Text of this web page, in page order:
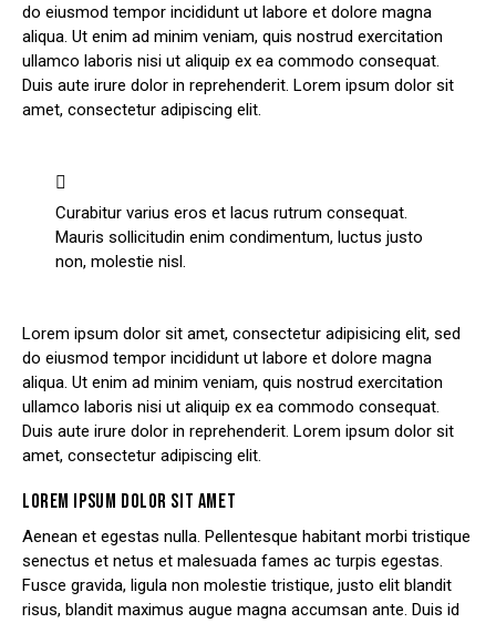
do eiusmod tempor incididunt ut labore et dolore magna
aliqua. Ut enim ad minim veniam, quis nostrud exercitation
ullamco laboris nisi ut aliquip ex ea commodo consequat.
Duis aute irure dolor in reprehenderit. Lorem ipsum dolor sit
amet, consectetur adipiscing elit.
Curabitur varius eros et lacus rutrum consequat.
Mauris sollicitudin enim condimentum, luctus justo
non, molestie nisl.
Lorem ipsum dolor sit amet, consectetur adipisicing elit, sed
do eiusmod tempor incididunt ut labore et dolore magna
aliqua. Ut enim ad minim veniam, quis nostrud exercitation
ullamco laboris nisi ut aliquip ex ea commodo consequat.
Duis aute irure dolor in reprehenderit. Lorem ipsum dolor sit
amet, consectetur adipiscing elit.
LOREM IPSUM DOLOR SIT AMET
Aenean et egestas nulla. Pellentesque habitant morbi tristique
senectus et netus et malesuada fames ac turpis egestas.
Fusce gravida, ligula non molestie tristique, justo elit blandit
risus, blandit maximus augue magna accumsan ante. Duis id